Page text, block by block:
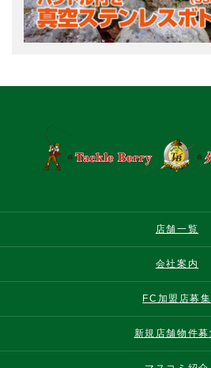
店舗一覧
会社案内
FC加盟店募集
新規店舗物件募